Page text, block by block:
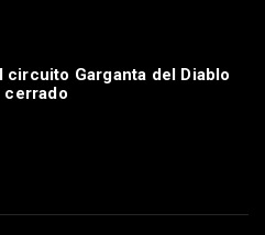
circuito Garganta del Diablo
cerrado